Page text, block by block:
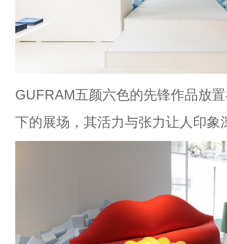
GUFRAM五颜六色的先锋作品放
下的展场，其活力与张力让人印象